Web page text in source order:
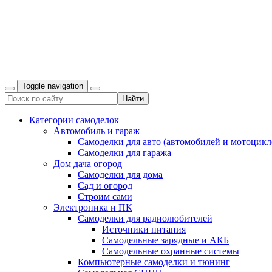
Toggle navigation
Категории самоделок
Автомобиль и гараж
Самоделки для авто (автомобилей и
Самоделки для гаража
Дом дача огород
Самоделки для дома
Сад и огород
Строим сами
Электроника и ПК
Самоделки для радиолюбителей
Источники питания
Самодельные зарядные и АКБ
Самодельные охранные системы
Компьютерные самоделки и тюнинг